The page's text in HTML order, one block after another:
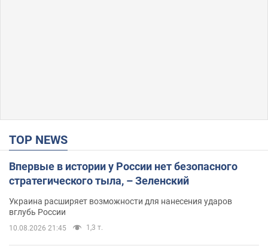
TOP NEWS
Впервые в истории у России нет безопасного
стратегического тыла, – Зеленский
Украина расширяет возможности для нанесения ударов
вглубь России
10.08.2026 21:45 1,3 т.